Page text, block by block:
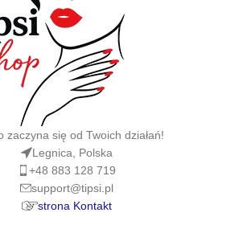
zaczyna się od Twoich działań!
Legnica, Polska
+48 883 128 719
support@tipsi.pl
strona Kontakt